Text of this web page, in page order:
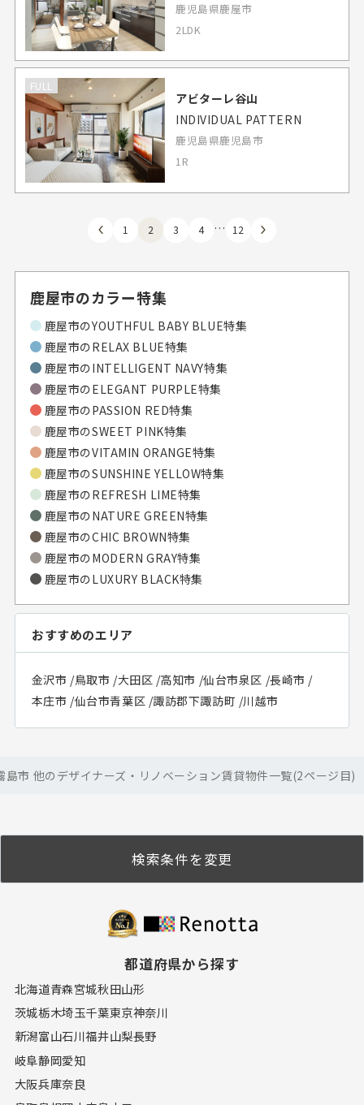
鹿児島県鹿屋市
2LDK
FULL
アビターレ谷山
INDIVIDUAL PATTERN
鹿児島県鹿児島市
1R
1 2 3 4 … 12
鹿屋市のカラー特集
鹿屋市のYOUTHFUL BABY BLUE特集
鹿屋市のRELAX BLUE特集
鹿屋市のINTELLIGENT NAVY特集
鹿屋市のELEGANT PURPLE特集
鹿屋市のPASSION RED特集
鹿屋市のSWEET PINK特集
鹿屋市のVITAMIN ORANGE特集
鹿屋市のSUNSHINE YELLOW特集
鹿屋市のREFRESH LIME特集
鹿屋市のNATURE GREEN特集
鹿屋市のCHIC BROWN特集
鹿屋市のMODERN GRAY特集
鹿屋市のLUXURY BLACK特集
おすすめのエリア
金沢市 /鳥取市 /大田区 /高知市 /仙台市泉区 /長崎市 /
本庄市 /仙台市青葉区 /諏訪郡下諏訪町 /川越市
島市 他のデザイナーズ・リノベーション賃貸物件一覧(2ページ目)
検索条件を変更
都道府県から探す
北海道青森宮城秋田山形
茨城栃木埼玉千葉東京神奈川
新潟富山石川福井山梨長野
岐阜静岡愛知
大阪兵庫奈良